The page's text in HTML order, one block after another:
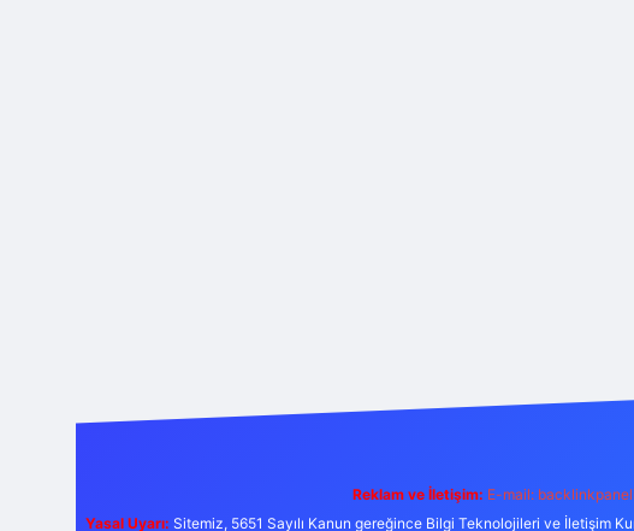
Reklam ve İletişim: E-mail:
Yasal Uyarı: Sitemiz, 5651 Sayılı Kanun gereğince Bilgi Teknolojileri ve İletişim